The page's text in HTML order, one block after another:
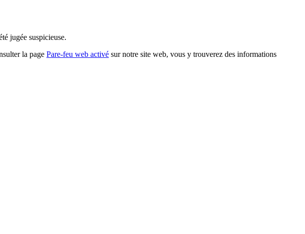
jugée suspicieuse.
la page Pare-feu web activé sur notre site web, vous y trouverez des informations